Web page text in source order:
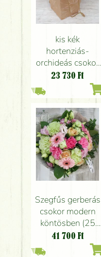
kis kék
hortenziás-
orchideás csokor
hordozható füles
virágos táskában
23 730 Ft
Szegfűs gerberás
csokor modern
köntösben (25
szál)
41 700 Ft